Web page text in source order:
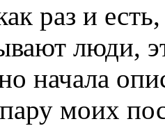
раз и
люди,
начала
моих